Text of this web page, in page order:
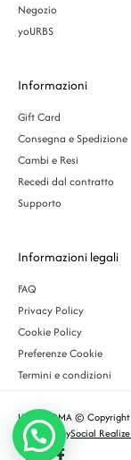
Negozio
yoURBS
Informazioni
Gift Card
Consegna e Spedizione
Cambi e Resi
Recedi dal contratto
Supporto
Informazioni legali
FAQ
Privacy Policy
Cookie Policy
Preferenze Cookie
Termini e condizioni
URBS ROMA ©
Designed bySocial